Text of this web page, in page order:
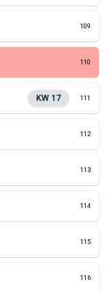
109
110
KW 17 111
112
113
114
115
116